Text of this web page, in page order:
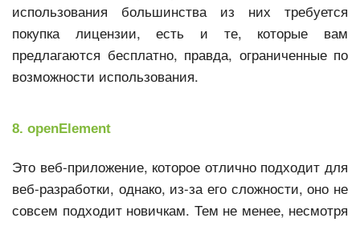
использования большинства из них требуется
покупка лицензии, есть и те, которые вам
предлагаются бесплатно, правда, ограниченные по
возможности использования.
8. openElement
Это веб-приложение, которое отлично подходит для
веб-разработки, однако, из-за его сложности, оно не
совсем подходит новичкам. Тем не менее, несмотря